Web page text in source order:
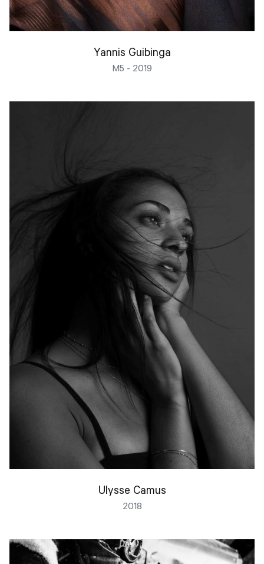
Yannis Guibinga
M5 - 2019
Ulysse Camus
2018